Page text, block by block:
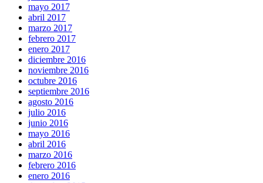
mayo 2017
abril 2017
marzo 2017
febrero 2017
enero 2017
diciembre 2016
noviembre 2016
octubre 2016
septiembre 2016
agosto 2016
julio 2016
junio 2016
mayo 2016
abril 2016
marzo 2016
febrero 2016
enero 2016